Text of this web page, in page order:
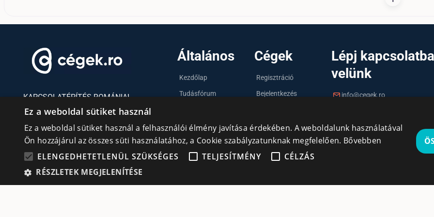
KAPCSOLATÉPÍTÉS ROMÁNIAI
MAGYAR VÁLLALKOZÓKNAK
Adatvédelmi irányelvek
cookie
Általános
Kezdőlap
Tudásfórum
Szervezetek
Kapcsolat
Cégek
Regisztráció
Bejelentkezés
Lépj kapcsolatba
velünk
info@cegek.ro
Ez a weboldal sütiket használ
Ez a weboldal sütiket használ a felhasználói élmény javítása érdekében. A weboldalunk használatával
Ön hozzájárul az összes süti használatához, a Cookie szabályzatunknak megfelelően. Bővebben
ELENGEDHETETLENÜL SZÜKSÉGES
TELJESÍTMÉNY
CÉLZÁS
RÉSZLETEK MEGJELENÍTÉSE